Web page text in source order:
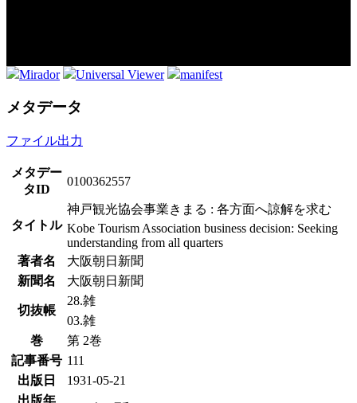
Mirador Universal Viewer manifest
メタデータ
ファイル出力
メタデー
タID
0100362557
タイトル
神戸観光協会事業きまる : 各方面へ諒解を求む
Kobe Tourism Association business decision: Seeking
understanding from all quarters
著者名
大阪朝日新聞
新聞名
大阪朝日新聞
切抜帳
28.雑
03.雑
巻
第 2巻
記事番号 111
出版日
1931-05-21
出版年